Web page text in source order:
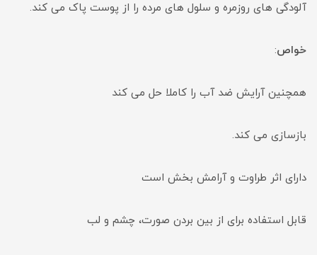
آلودگی های روزمره و سلول های مرده را از پوست پاک می کند.
خواص:
همچنین آرایش ضد آب را کاملا حل می کند
بازسازی می کند.
دارای اثر طراوت و آرامش بخش است
قابل استفاده برای از بین بردن صورت، چشم و لب